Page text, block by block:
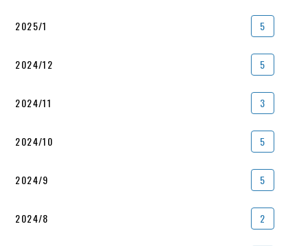
2025/1 5
2024/12 5
2024/11 3
2024/10 5
2024/9 5
2024/8 2